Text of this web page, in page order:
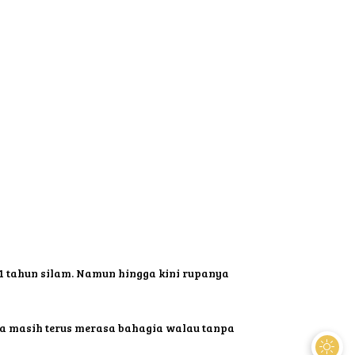
tahun silam. Namun hingga kini rupanya
masih terus merasa bahagia walau tanpa